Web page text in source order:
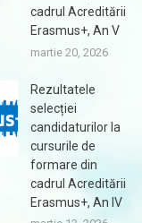
cadrul Acreditării
Erasmus+, An V
martie 20, 2026
Rezultatele
selecției
candidaturilor la
cursurile de
formare din
cadrul Acreditării
Erasmus+, An IV